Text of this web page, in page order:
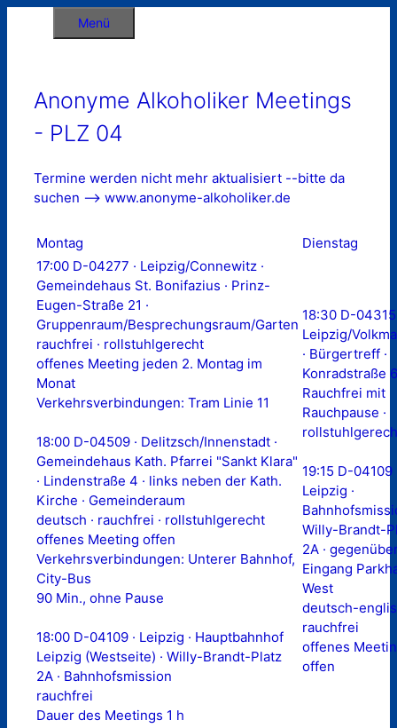
Menü
Anonyme Alkoholiker Meetings
- PLZ 04
Termine werden nicht mehr aktualisiert --bitte da
suchen --> www.anonyme-alkoholiker.de
Montag
Dienstag
17:00 D-04277 · Leipzig/Connewitz ·
Gemeindehaus St. Bonifazius · Prinz-
Eugen-Straße 21 ·
Gruppenraum/Besprechungsraum/Garten
rauchfrei · rollstuhlgerecht
offenes Meeting jeden 2. Montag im
Monat
Verkehrsverbindungen: Tram Linie 11
18:00 D-04509 · Delitzsch/Innenstadt ·
Gemeindehaus Kath. Pfarrei "Sankt Klara"
· Lindenstraße 4 · links neben der Kath.
Kirche · Gemeinderaum
deutsch · rauchfrei · rollstuhlgerecht
offenes Meeting offen
Verkehrsverbindungen: Unterer Bahnhof,
City-Bus
90 Min., ohne Pause
18:00 D-04109 · Leipzig · Hauptbahnhof
Leipzig (Westseite) · Willy-Brandt-Platz
2A · Bahnhofsmission
rauchfrei
Dauer des Meetings 1 h
18:30 D-04315
Leipzig/
· Bürgertreff ·
Konradstraße
Rauchfrei mit
Rauchpause ·
19:15 D-04109
Leipzig ·
Willy-Brandt-
2A ·
Eingang
West
deutsch-
rauchfrei
offenes
offen